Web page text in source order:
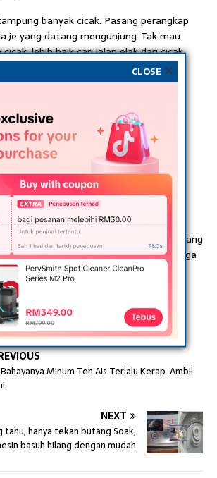
banyak cicak. Pasang perangkap
je yang datang mengunjung. Tak mau
lebih baik cari jalan elak dari cicak
dan lantai. Kita buat spray
pinggan
bahan ni. Spray je kat kawasan yang
tempat persembunyian cicak. Boleh juga
Minum Teh Ais Terlalu Kerap. Ambil
NEXT
tahu, hanya tekan butang Soak,
basuh hilang dengan mudah
CLOSE